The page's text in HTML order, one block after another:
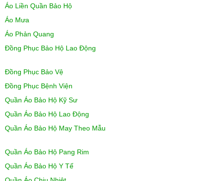
Áo Liền Quần Bảo Hộ
Áo Mưa
Áo Phản Quang
Đồng Phục Bảo Hộ Lao Động
Đồng Phục Bảo Vệ
Đồng Phục Bệnh Viện
Quần Áo Bảo Hộ Kỹ Sư
Quần Áo Bảo Hộ Lao Động
Quần Áo Bảo Hộ May Theo Mẫu
Quần Áo Bảo Hộ Pang Rim
Quần Áo Bảo Hộ Y Tế